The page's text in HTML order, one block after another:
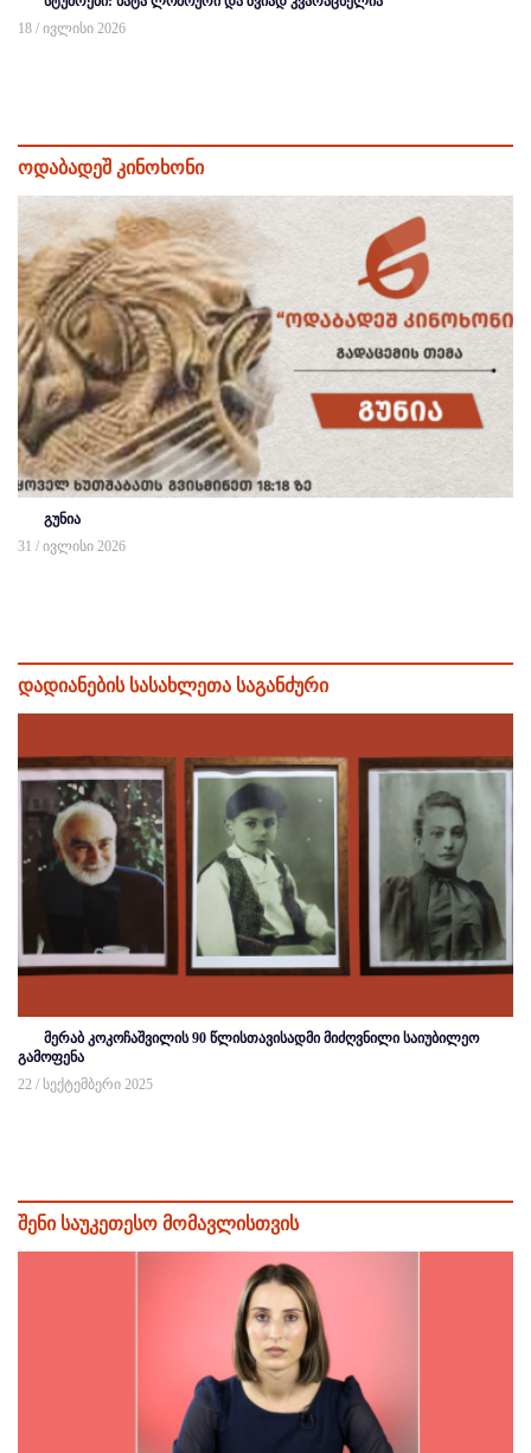
18 / ივლისი 2026
ოდაბადეშ კინოხონი
გუნია
31 / ივლისი 2026
დადიანების სასახლეთა საგანძური
მერაბ კოკოჩაშვილის 90 წლისთავისადმი მიძღვნილი საიუბილეო
გამოფენა
22 / სექტემბერი 2025
შენი საუკეთესო მომავლისთვის